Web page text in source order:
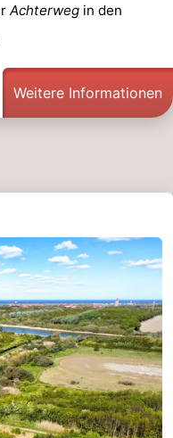
Achterweg in den
Weitere Informationen